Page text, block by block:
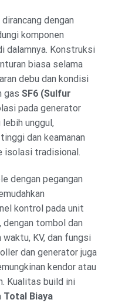
dengan
komponen
dalamnya. Konstruksi
biasa selama
debu dan kondisi
gas SF6 (Sulfur
pada generator
unggul,
dan keamanan
isolasi tradisional.
dengan pegangan
kontrol pada unit
tombol dan
KV, dan fungsi
dan generator juga
kendor atau
Kualitas build ini
Total Biaya